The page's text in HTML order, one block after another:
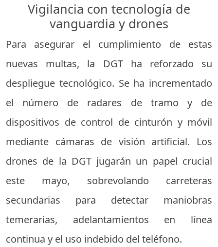
Vigilancia con tecnología de
vanguardia y drones
Para asegurar el cumplimiento de estas
nuevas multas, la DGT ha reforzado su
despliegue tecnológico. Se ha incrementado
el número de radares de tramo y de
dispositivos de control de cinturón y móvil
mediante cámaras de visión artificial. Los
drones de la DGT jugarán un papel crucial
este mayo, sobrevolando carreteras
secundarias para detectar maniobras
temerarias, adelantamientos en línea
continua y el uso indebido del teléfono.